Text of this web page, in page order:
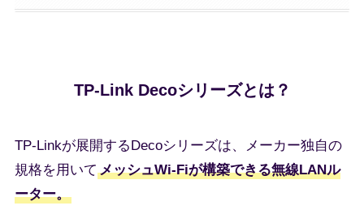
TP-Link Decoシリーズとは？
TP-Linkが展開するDecoシリーズは、メーカー独自の
規格を用いて メッシュWi-Fiが構築できる無線LANル
ーター。